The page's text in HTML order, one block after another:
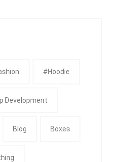
#Hoodie
Development
Blog Boxes